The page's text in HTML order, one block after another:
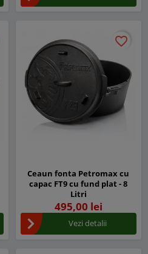
favorite_border
favorite_border
Ceaun fonta Petromax cu
capac FT9 cu fund plat - 8
Litri
495,00 lei
Vezi detalii